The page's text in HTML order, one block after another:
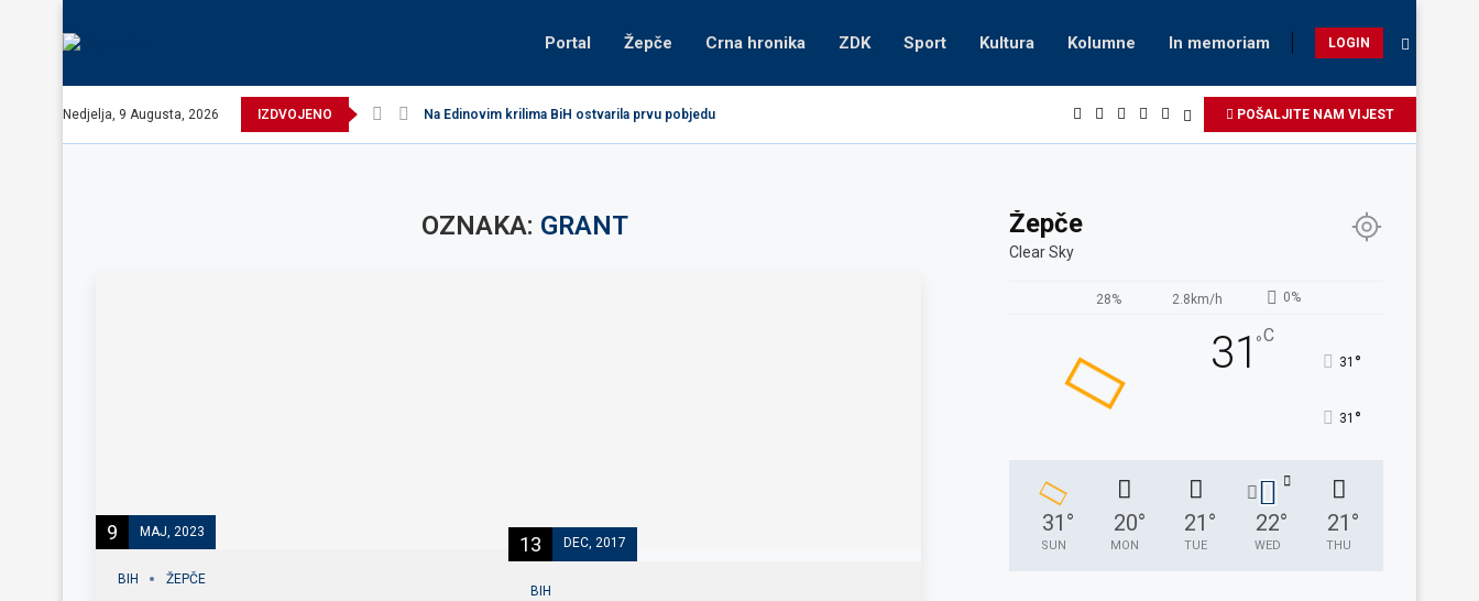
Portal Žepče Crna hronika ZDK Sport Kultura Kolumne In memoriam LOGIN
Nedjelja, 9 Augusta, 2026 IZDVOJENO Na Edinovim krilima BiH ostvarila prvu pobjedu POŠALJITE NAM VIJEST
OZNAKA: GRANT
9 MAJ, 2023
BIH ŽEPČE
13 DEC, 2017
BIH
Žepče
Clear Sky
28% 2.8km/h 0%
31°C
31 °
31 °
31 °
SUN
20°
MON
21 °
TUE
22°
WED
21 °
THU